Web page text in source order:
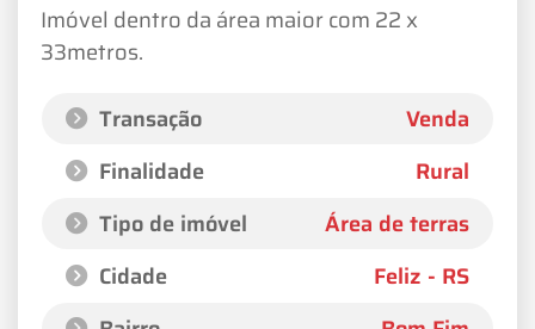
Imóvel dentro da área maior com 22 x
33metros.
Transação
Venda
Finalidade
Rural
Tipo de imóvel
Área de terras
Cidade
Feliz - RS